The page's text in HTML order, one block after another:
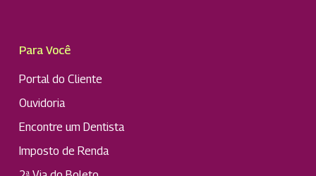
Para Você
Portal do Cliente
Ouvidoria
Encontre um Dentista
Imposto de Renda